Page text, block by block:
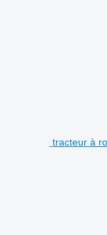
tracteur à